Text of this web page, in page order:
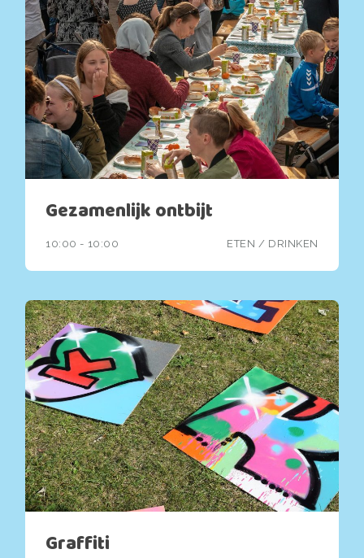
Gezamenlijk ontbijt
10:00 - 10:00 ETEN / DRINKEN
Graffiti